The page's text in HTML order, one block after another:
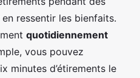
ressentir les bienfaits.
quotidiennement
vous pouvez
minutes d’étirements le